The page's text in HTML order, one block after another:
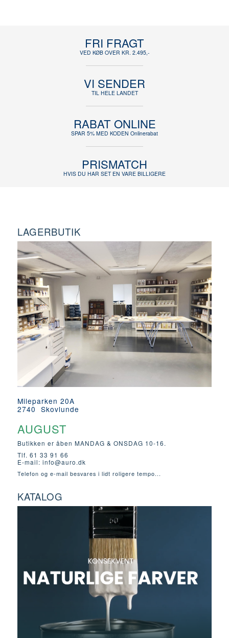
FRI FRAGT
VED KØB OVER KR. 2.495,-
VI SENDER
TIL HELE LANDET
RABAT ONLINE
SPAR 5% MED KODEN Onlinerabat
PRISMATCH
HVIS DU HAR SET EN VARE BILLIGERE
LAGERBUTIK
Mileparken 20A
2740 Skovlunde
AUGUST
Butikken er åben MANDAG & ONSDAG 10-16.
Tlf. 61 33 91 66
E-mail: info@auro.dk
Telefon og e-mail besvares i lidt roligere tempo...
KATALOG